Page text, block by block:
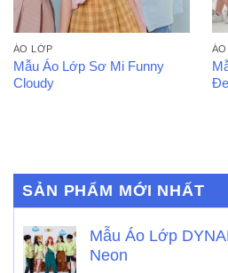
ÁO LỚP
Mẫu Áo Lớp Sơ Mi Funny
Cloudy
SẢN PHẨM MỚI NHẤT
Mẫu Áo Lớp
Neon